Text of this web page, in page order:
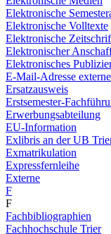
Elektronische
Elektronische Volltexte
Elektronische
Elektronischer
Elektronisches
E-Mail-Adresse
Ersatzausweis
Erstsemester-
Erwerbungsabteilung
EU-Information
Exlibris an der UB
Exmatrikulation
Expressfernleihe
Externe
F
F
Fachbibliographien
Fachhochschule Trier